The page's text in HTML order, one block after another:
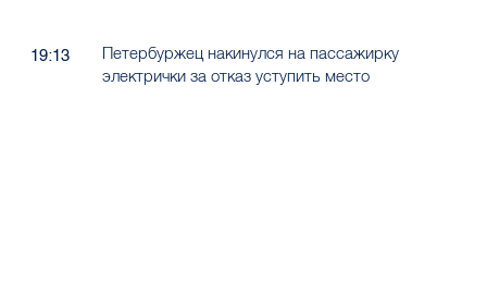
19:13
Петербуржец накинулся на пассажирку
электрички за отказ уступить место